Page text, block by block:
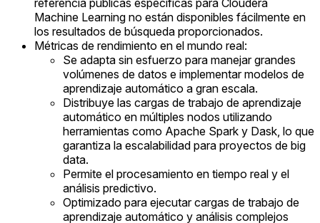
referencia públicas específicas para Cloudera
Machine Learning no están disponibles fácilmente en
los resultados de búsqueda proporcionados.
Métricas de rendimiento en el mundo real:
Se adapta sin esfuerzo para manejar grandes
volúmenes de datos e implementar modelos de
aprendizaje automático a gran escala.
Distribuye las cargas de trabajo de aprendizaje
automático en múltiples nodos utilizando
herramientas como Apache Spark y Dask, lo que
garantiza la escalabilidad para proyectos de big
data.
Permite el procesamiento en tiempo real y el
análisis predictivo.
Optimizado para ejecutar cargas de trabajo de
aprendizaje automático y análisis complejos